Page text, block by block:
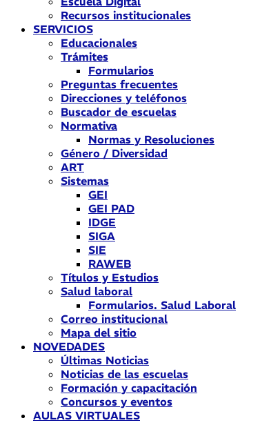
Recursos institucionales
SERVICIOS
Educacionales
Trámites
Formularios
Preguntas frecuentes
Direcciones y teléfonos
Buscador de escuelas
Normativa
Normas y Resoluciones
Género / Diversidad
ART
Sistemas
GEI
GEI PAD
IDGE
SIGA
SIE
RAWEB
Títulos y Estudios
Salud laboral
Formularios. Salud Laboral
Correo institucional
Mapa del sitio
NOVEDADES
Últimas Noticias
Noticias de las escuelas
Formación y capacitación
Concursos y eventos
AULAS VIRTUALES